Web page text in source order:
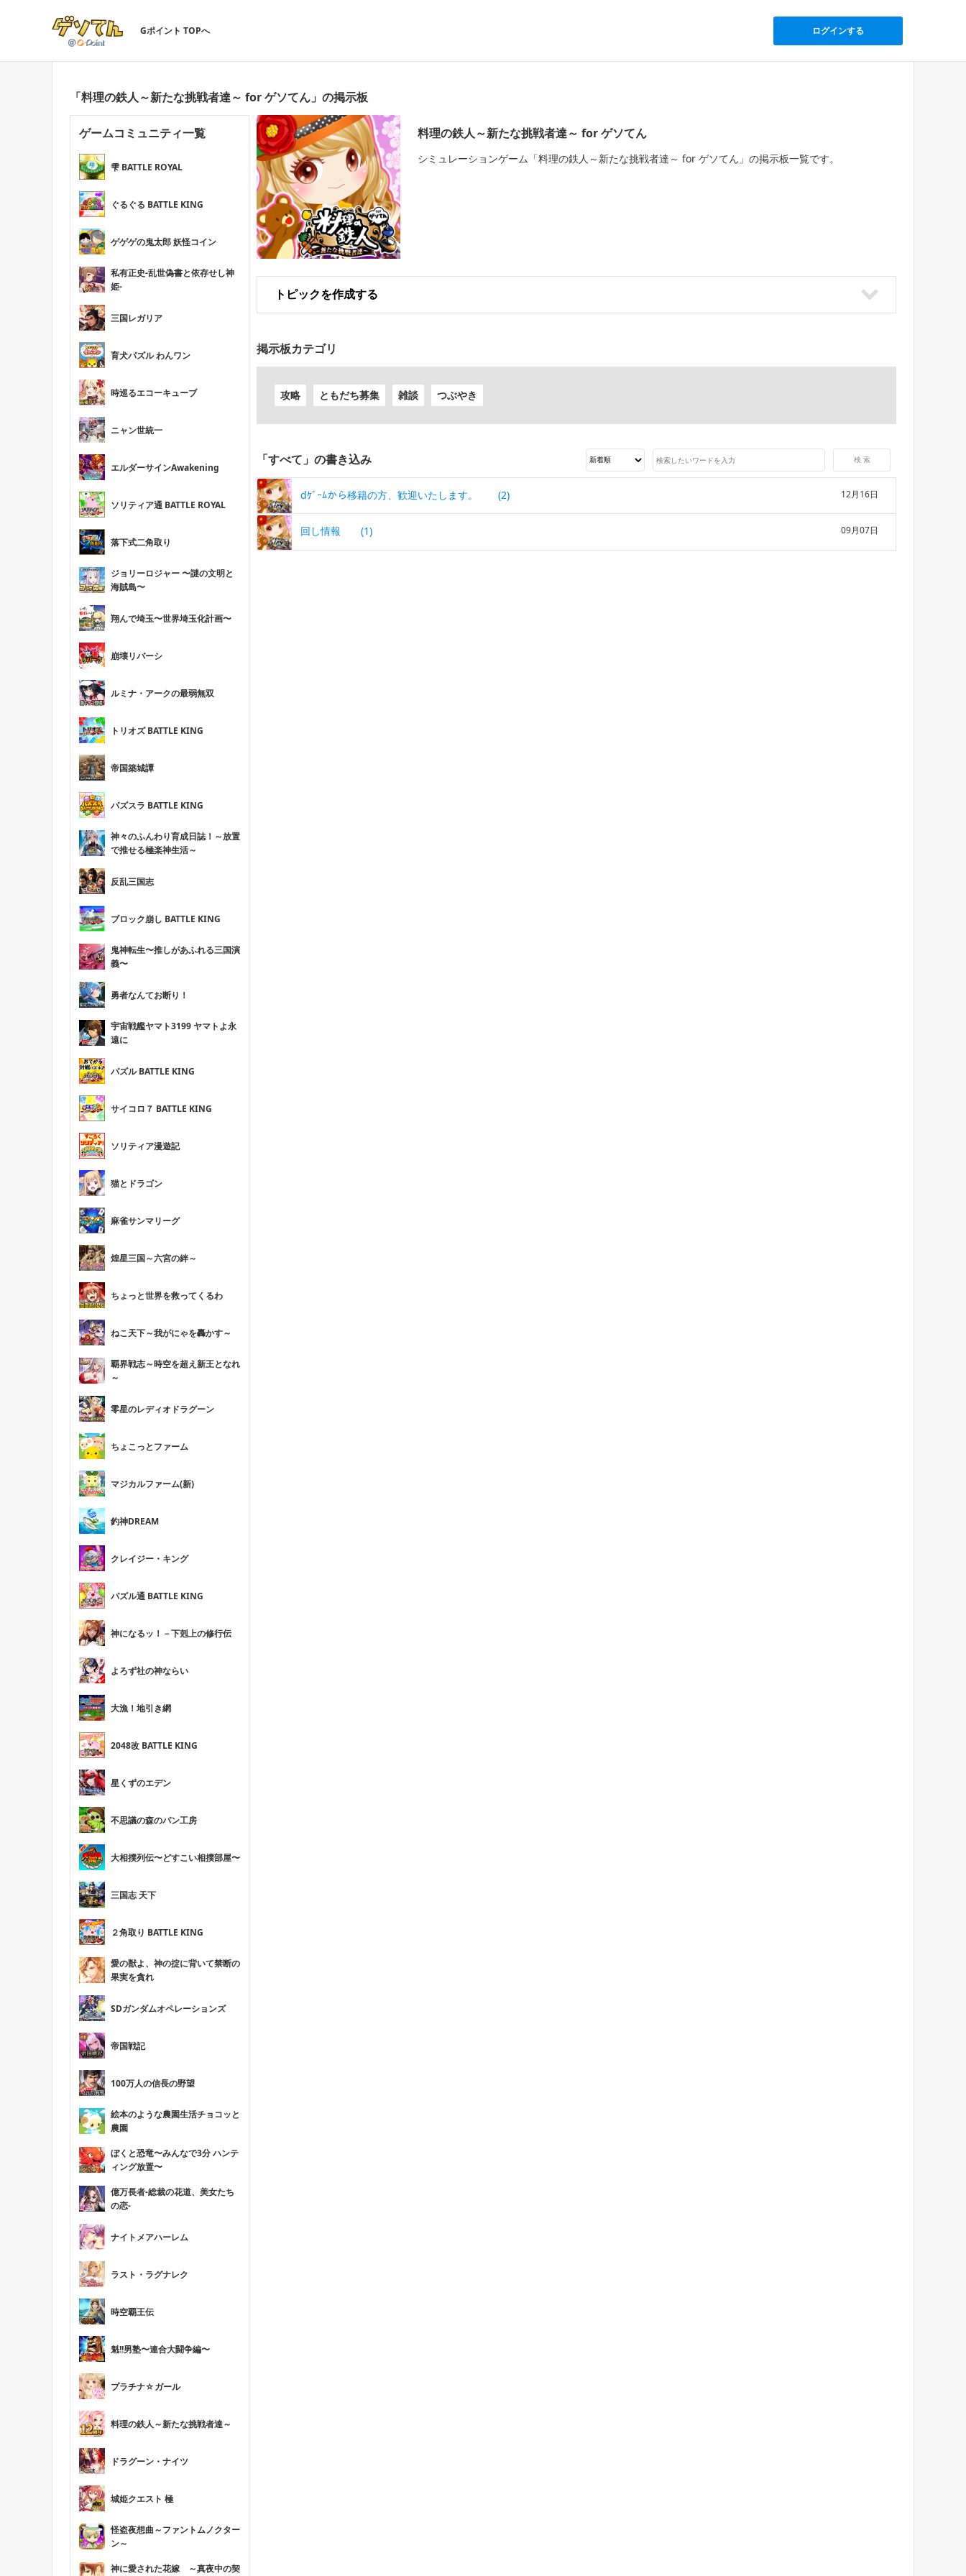
Gポイント TOPへ ログインする
「料理の鉄人～新たな挑戦者達～ for ゲソてん」の掲示板
ゲームコミュニティ一覧
雫 BATTLE ROYAL
ぐるぐる BATTLE KING
ゲゲゲの鬼太郎 妖怪コイン
私有正史-乱世偽書と依存せし神
姫-
三国レガリア
育犬パズル わんワン
時巡るエコーキューブ
ニャン世統一
エルダーサインAwakening
ソリティア通 BATTLE ROYAL
落下式二角取り
ジョリーロジャー 〜謎の文明と
海賊島〜
翔んで埼玉〜世界埼玉化計画〜
崩壊リバーシ
ルミナ・アークの最弱無双
トリオズ BATTLE KING
帝国築城譚
パズスラ BATTLE KING
神々のふんわり育成日誌！～放置
で推せる極楽神生活～
反乱三国志
ブロック崩し BATTLE KING
鬼神転生〜推しがあふれる三国演
義〜
勇者なんてお断り！
宇宙戦艦ヤマト3199 ヤマトよ永
遠に
パズル BATTLE KING
サイコロ７ BATTLE KING
ソリティア漫遊記
猫とドラゴン
麻雀サンマリーグ
煌星三国～六宮の絆～
ちょっと世界を救ってくるわ
ねこ天下～我がにゃを轟かす～
覇界戦志～時空を超え新王となれ
～
零星のレディオドラグーン
ちょこっとファーム
マジカルファーム(新)
釣神DREAM
クレイジー・キング
パズル通 BATTLE KING
神になるッ！－下剋上の修行伝
よろず社の神ならい
大漁！地引き網
2048改 BATTLE KING
星くずのエデン
不思議の森のパン工房
大相撲列伝〜どすこい相撲部屋〜
三国志 天下
２角取り BATTLE KING
愛の獣よ、神の掟に背いて禁断の
果実を貪れ
SDガンダムオペレーションズ
帝国戦記
100万人の信長の野望
絵本のような農園生活チョコッと
農園
ぼくと恐竜〜みんなで3分 ハンテ
ィング放置〜
億万長者-総裁の花道、美女たち
の恋-
ナイトメアハーレム
ラスト・ラグナレク
時空覇王伝
魁!!男塾〜連合大闘争編〜
プラチナ☆ガール
料理の鉄人～新たな挑戦者達～
ドラグーン・ナイツ
城姫クエスト 極
怪盗夜想曲～ファントムノクター
ン～
神に愛された花嫁 ～真夜中の契
料理の鉄人～新たな挑戦者達～ for ゲソてん
シミュレーションゲーム「料理の鉄人～新たな挑戦者達～ for ゲソてん」の掲示板一覧です。
トピックを作成する
掲示板カテゴリ
攻略 ともだち募集 雑談 つぶやき
「すべて」の書き込み
dｹﾞｰﾑから移籍の方、歓迎いたします。 (2) 12月16日
回し情報 (1) 09月07日